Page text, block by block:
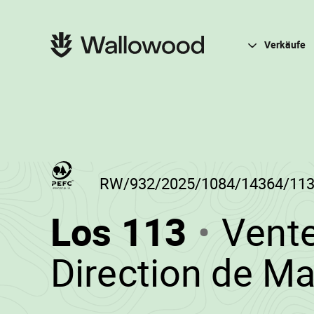
Los 113 (RW/
-
Direction de
RW/932/2025/1084/14364/113
Hauptnavigation
Verkäufe